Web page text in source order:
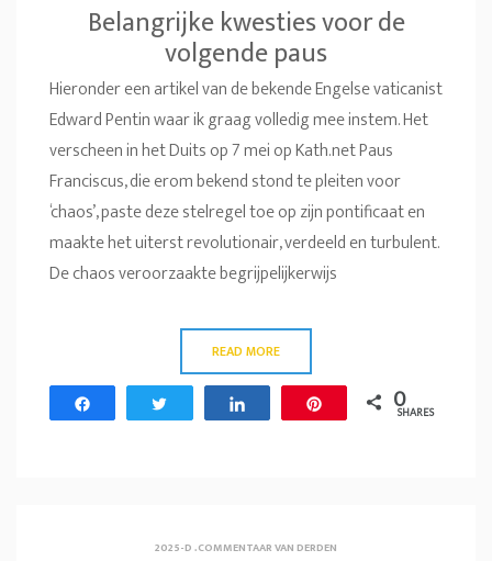
Belangrijke kwesties voor de
volgende paus
Hieronder een artikel van de bekende Engelse vaticanist
Edward Pentin waar ik graag volledig mee instem. Het
verscheen in het Duits op 7 mei op Kath.net Paus
Franciscus, die erom bekend stond te pleiten voor
‘chaos’, paste deze stelregel toe op zijn pontificaat en
maakte het uiterst revolutionair, verdeeld en turbulent.
De chaos veroorzaakte begrijpelijkerwijs
READ MORE
0
SHARES
2025-D.COMMENTAAR VAN DERDEN